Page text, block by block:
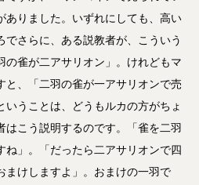
ありました。いずれにしても、高い
でさらに、ある説教者が、こういう
の雀が二アサリオン」。けれどもマ
と、「二羽の雀が一アサリオンで売
いうことは、どうもルカの方がちょ
はこう説明するのです。「雀を二羽
ね」。「だったら二アサリオンで四
まけしますよ」。おまけの一羽で